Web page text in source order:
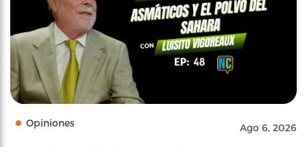
Opiniones Ago 6, 2026